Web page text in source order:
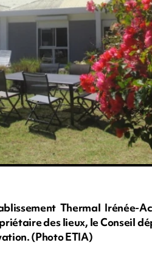
Thermal Irénée-
des lieux, le Conseil
(Photo ETIA)